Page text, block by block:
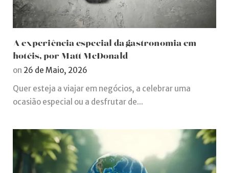
A experiência especial da gastronomia em
hotéis, por Matt McDonald
on 26 de Maio, 2026
Quer esteja a viajar em negócios, a celebrar uma
ocasião especial ou a desfrutar de...